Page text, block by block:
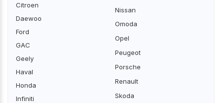
Citroen
Daewoo
Ford
GAC
Geely
Haval
Honda
Infiniti
Nissan
Omoda
Opel
Peugeot
Porsche
Renault
Skoda